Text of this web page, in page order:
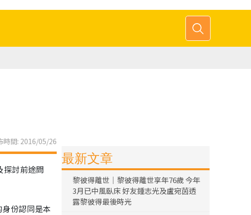
時間: 2016/05/26
討前途問
份認同是本
最新文章
黎彼得離世｜黎彼得離世享年76歲 今年
3月已中風臥床 好友鍾志光及盧宛茵透
露黎彼得最後時光